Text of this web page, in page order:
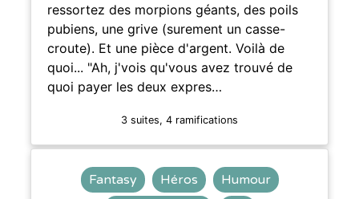
ressortez des morpions géants, des poils
pubiens, une grive (surement un casse-
croute). Et une pièce d'argent. Voilà de
quoi... "Ah, j'vois qu'vous avez trouvé de
quoi payer les deux expres…
3 suites, 4 ramifications
Fantasy Héros
Humour